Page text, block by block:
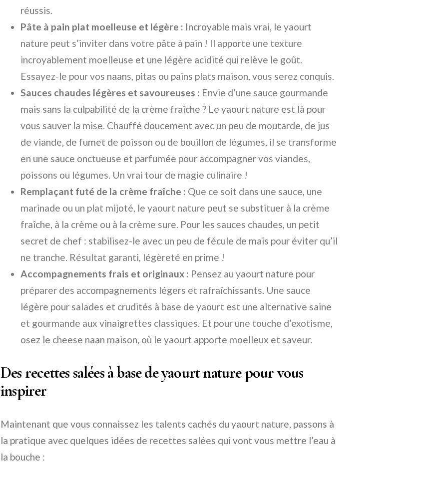
réussis.
Pâte à pain plat moelleuse et légère : Incroyable mais vrai, le yaourt
nature peut s’inviter dans votre pâte à pain ! Il apporte une texture
incroyablement moelleuse et une légère acidité qui relève le goût.
Essayez-le pour vos naans, pitas ou pains plats maison, vous serez conquis.
Sauces chaudes légères et savoureuses : Envie d’une sauce gourmande
mais sans la culpabilité de la crème fraîche ? Le yaourt nature est là pour
vous sauver la mise. Chauffé doucement avec un peu de moutarde, de jus
de viande, de fumet de poisson ou de bouillon de légumes, il se transforme
en une sauce onctueuse et parfumée pour accompagner vos viandes,
poissons ou légumes. Un vrai tour de magie culinaire !
Remplaçant futé de la crème fraîche : Que ce soit dans une sauce, une
marinade ou un plat mijoté, le yaourt nature peut se substituer à la crème
fraîche, à la crème ou à la crème sure. Pour les sauces chaudes, un petit
secret de chef : stabilisez-le avec un peu de fécule de maïs pour éviter qu’il
ne tranche. Résultat garanti, légèreté en prime !
Accompagnements frais et originaux : Pensez au yaourt nature pour
préparer des accompagnements légers et rafraîchissants. Une sauce
légère pour salades et crudités à base de yaourt est une alternative saine
et gourmande aux vinaigrettes classiques. Et pour une touche d’exotisme,
osez le cheese naan maison, où le yaourt apporte moelleux et saveur.
Des recettes salées à base de yaourt nature pour vous
inspirer
Maintenant que vous connaissez les talents cachés du yaourt nature, passons à
la pratique avec quelques idées de recettes salées qui vont vous mettre l’eau à
la bouche :